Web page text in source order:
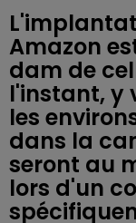
Amazon
dam de
l'instant, y
les
dans la
seront au
lors d'un